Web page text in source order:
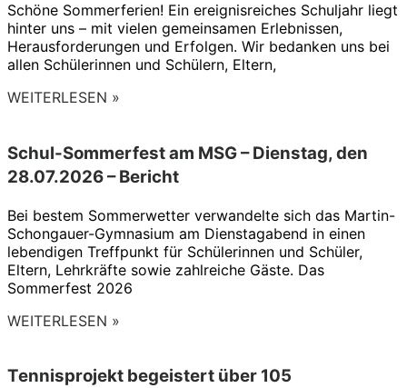
Schöne Sommerferien! Ein ereignisreiches Schuljahr liegt
hinter uns – mit vielen gemeinsamen Erlebnissen,
Herausforderungen und Erfolgen. Wir bedanken uns bei
allen Schülerinnen und Schülern, Eltern,
WEITERLESEN »
Schul-Sommerfest am MSG – Dienstag, den
28.07.2026 – Bericht
Bei bestem Sommerwetter verwandelte sich das Martin-
Schongauer-Gymnasium am Dienstagabend in einen
lebendigen Treffpunkt für Schülerinnen und Schüler,
Eltern, Lehrkräfte sowie zahlreiche Gäste. Das
Sommerfest 2026
WEITERLESEN »
Tennisprojekt begeistert über 105